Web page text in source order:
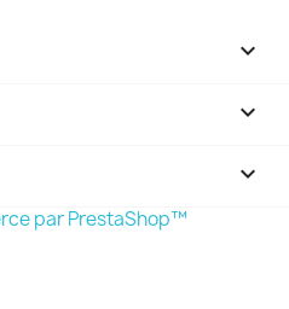


keyboard_arrow_down
par PrestaShop™